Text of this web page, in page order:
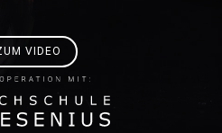
VIDEO